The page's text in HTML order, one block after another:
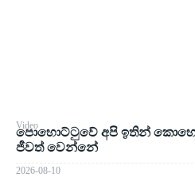
Video
පොහොට්ටුවේ අපි ඉතින්
ජීවත් වෙන්නේ
2026-08-10